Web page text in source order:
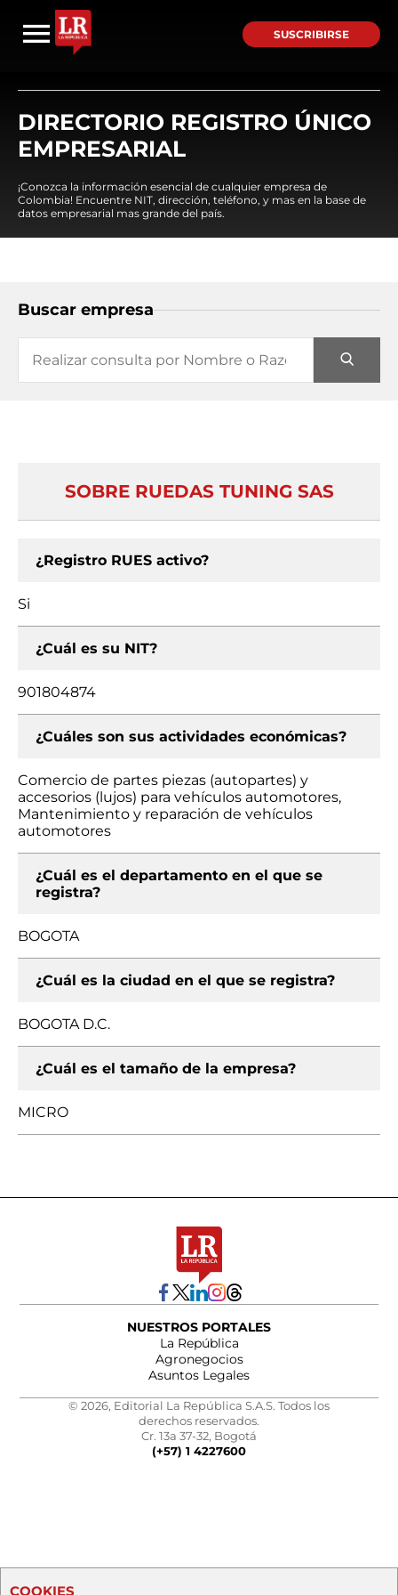
SUSCRIBIRSE
DIRECTORIO REGISTRO ÚNICO
EMPRESARIAL
¡Conozca la información esencial de cualquier empresa de
Colombia! Encuentre NIT, dirección, teléfono, y mas en la base de
datos empresarial mas grande del país.
Buscar empresa
SOBRE RUEDAS TUNING SAS
¿Registro RUES activo?
Si
¿Cuál es su NIT?
901804874
¿Cuáles son sus actividades económicas?
Comercio de partes piezas (autopartes) y
accesorios (lujos) para vehículos automotores,
Mantenimiento y reparación de vehículos
automotores
¿Cuál es el departamento en el que se
registra?
BOGOTA
¿Cuál es la ciudad en el que se registra?
BOGOTA D.C.
¿Cuál es el tamaño de la empresa?
MICRO
NUESTROS PORTALES
La República
Agronegocios
Asuntos Legales
© 2026, Editorial La República S.A.S. Todos los
derechos reservados.
Cr. 13a 37-32, Bogotá
(+57) 1 4227600
COOKIES